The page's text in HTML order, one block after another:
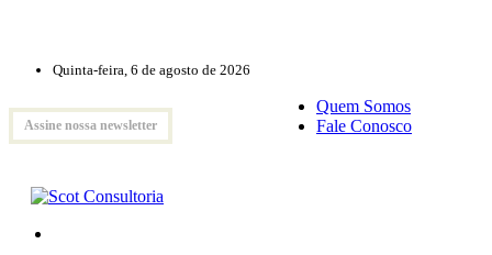
Quinta-feira, 6 de agosto de 2026
Assine nossa newsletter
Quem Somos
Fale Conosco